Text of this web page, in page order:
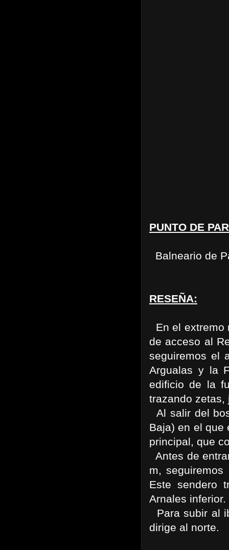
PUNTO DE
Balneario de
RESEÑA:
En el extremo
de acceso al
seguiremos el
Argualas y la
edificio de la
trazando zetas,
Al salir del
Baja) en el que
principal, que
Antes de
m,
Este sendero
Arnales inferior.
Para subir al
dirige al norte.